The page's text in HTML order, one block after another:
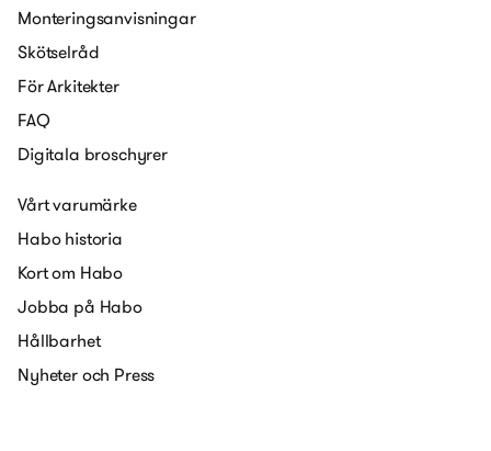
Monteringsanvisningar
Skötselråd
För Arkitekter
FAQ
Digitala broschyrer
Vårt varumärke
Habo historia
Kort om Habo
Jobba på Habo
Hållbarhet
Nyheter och Press